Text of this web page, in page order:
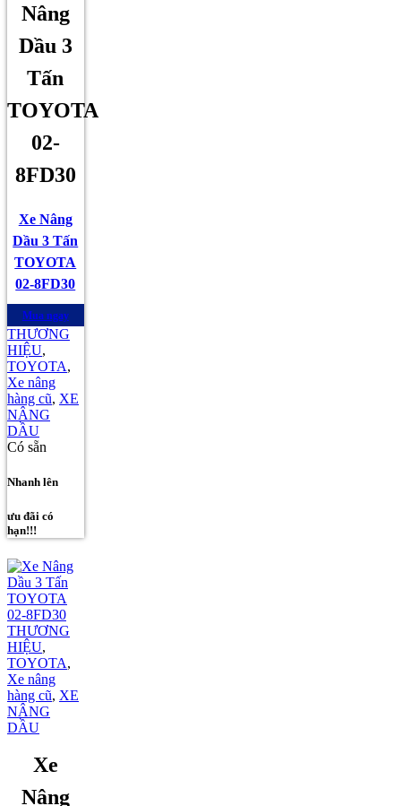
Nâng
Dầu 3
Tấn
TOYOTA
02-
8FD30
Xe Nâng
Dầu 3 Tấn
TOYOTA
02-8FD30
Mua ngay
THƯƠNG
HIỆU,
TOYOTA,
Xe nâng
hàng cũ, XE
NÂNG
DẦU
Có sẵn
Nhanh lên
ưu đãi có
hạn!!!
THƯƠNG
HIỆU,
TOYOTA,
Xe nâng
hàng cũ, XE
NÂNG
DẦU
Xe
Nâng